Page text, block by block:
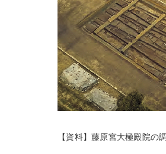
【資料】藤原宮大極殿院の